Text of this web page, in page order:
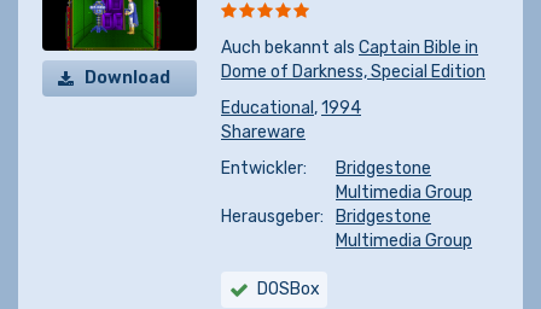
Download
Auch bekannt als Captain Bible in
Dome of Darkness, Special Edition
Educational ,1994
Shareware
Entwickler:
Bridgestone
Multimedia Group
Herausgeber:
Bridgestone
Multimedia Group
DOSBox